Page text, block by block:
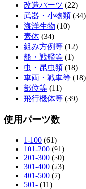
改造パーツ (22)
武器・小物類 (34)
海洋生物 (10)
素体 (34)
組み方例等 (12)
船・戦艦等 (1)
虫・昆虫類 (18)
車両・戦車等 (18)
部位等 (11)
飛行機体等 (39)
使用パーツ数
1-100 (61)
101-200 (91)
201-300 (30)
301-400 (23)
401-500 (7)
501- (11)